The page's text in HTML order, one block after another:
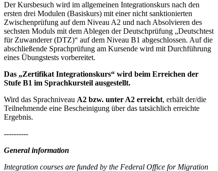
Der Kursbesuch wird im allgemeinen Integrationskurs nach den
ersten drei Modulen (Basiskurs) mit einer nicht sanktionierten
Zwischenprüfung auf dem Niveau A2 und nach Absolvieren des
sechsten Moduls mit dem Ablegen der Deutschprüfung „Deutschtest
für Zuwanderer (DTZ)“ auf dem Niveau B1 abgeschlossen. Auf die
abschließende Sprachprüfung am Kursende wird mit Durchführung
eines Übungstests vorbereitet.
Das „Zertifikat Integrationskurs“ wird beim Erreichen der
Stufe B1 im Sprachkursteil ausgestellt.
Wird das Sprachniveau A2 bzw. unter A2 erreicht, erhält der/die
Teilnehmende eine Bescheinigung über das tatsächlich erreichte
Ergebnis.
----------
General information
Integration courses are funded by the Federal Office for Migration